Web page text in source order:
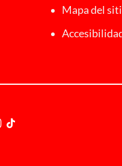
Mapa del